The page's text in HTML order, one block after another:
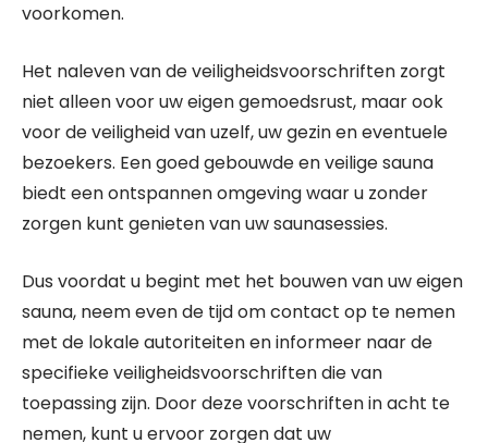
voorkomen.
Het naleven van de veiligheidsvoorschriften zorgt
niet alleen voor uw eigen gemoedsrust, maar ook
voor de veiligheid van uzelf, uw gezin en eventuele
bezoekers. Een goed gebouwde en veilige sauna
biedt een ontspannen omgeving waar u zonder
zorgen kunt genieten van uw saunasessies.
Dus voordat u begint met het bouwen van uw eigen
sauna, neem even de tijd om contact op te nemen
met de lokale autoriteiten en informeer naar de
specifieke veiligheidsvoorschriften die van
toepassing zijn. Door deze voorschriften in acht te
nemen, kunt u ervoor zorgen dat uw